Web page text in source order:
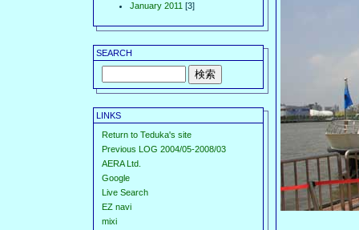
January 2011 [3]
SEARCH
LINKS
Return to Teduka's site
Previous LOG 2004/05-2008/03
AERA Ltd.
Google
Live Search
EZ navi
mixi